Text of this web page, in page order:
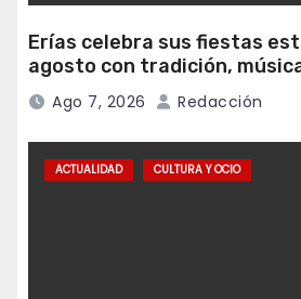
Erías celebra sus fiestas
agosto con tradición,
vecinal
Ago 7, 2026 Redacción
ACTUALIDAD CULTURA Y OCIO